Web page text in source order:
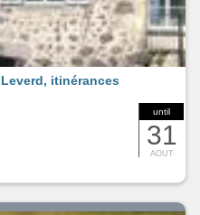
until
31
AOUT
itinérances